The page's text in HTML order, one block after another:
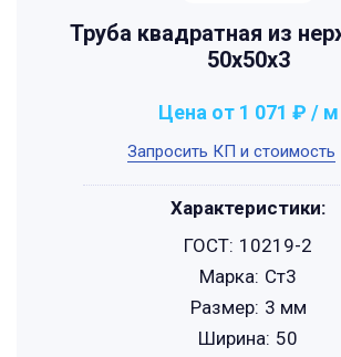
Труба квадратная из
50х50х3
Запросить КП и стоимость
Цена от 1 071 ₽ / м
Характеристики:
ГОСТ: 10219-2
Марка: Ст3
Размер: 3 мм
Ширина: 50